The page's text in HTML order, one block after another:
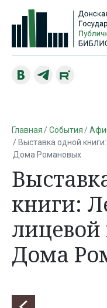
Главная События
Выставка одной
Дома Романовых
книги:
Дома